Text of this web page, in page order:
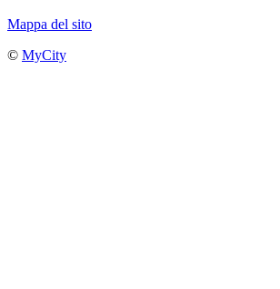
Mappa del sito
© MyCity